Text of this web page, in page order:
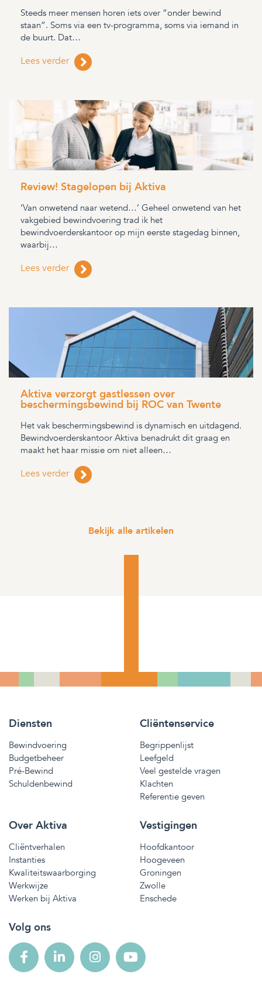
Steeds meer mensen horen iets over “onder bewind
staan”. Soms via een tv-programma, soms via iemand in
de buurt. Dat…
Lees verder
Review! Stagelopen bij Aktiva
‘Van onwetend naar wetend…’ Geheel onwetend van het
vakgebied bewindvoering trad ik het
bewindvoerderskantoor op mijn eerste stagedag binnen,
waarbij…
Lees verder
Aktiva verzorgt gastlessen over
beschermingsbewind bij ROC van Twente
Het vak beschermingsbewind is dynamisch en uitdagend.
Bewindvoerderskantoor Aktiva benadrukt dit graag en
maakt het haar missie om niet alleen…
Lees verder
Bekijk alle artikelen
Diensten
Bewindvoering
Budgetbeheer
Pré-Bewind
Schuldenbewind
Cliëntenservice
Begrippenlijst
Leefgeld
Veel gestelde vragen
Klachten
Referentie geven
Over Aktiva
Cliëntverhalen
Instanties
Kwaliteitswaarborging
Werkwijze
Werken bij Aktiva
Vestigingen
Hoofdkantoor
Hoogeveen
Groningen
Zwolle
Enschede
Volg ons